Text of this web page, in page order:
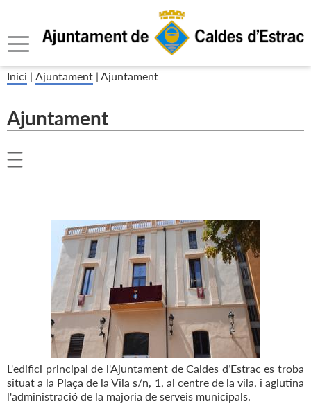
Inici | Ajuntament | Ajuntament
Ajuntament
L'edifici principal de l'Ajuntament de Caldes d’Estrac es troba
situat a la Plaça de la Vila s/n, 1, al centre de la vila, i aglutina
l'administració de la majoria de serveis municipals.